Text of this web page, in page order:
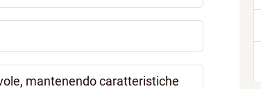
mantenendo caratteristiche